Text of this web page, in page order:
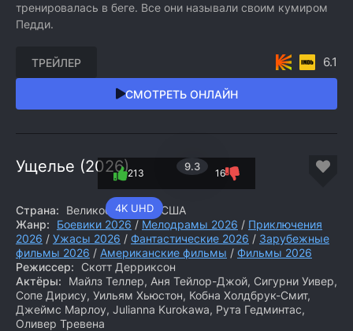
тренировалась в беге. Все они называли своим кумиром
Педди.
СМОТРЕТЬ ОНЛАЙН
ТРЕЙЛЕР 6.1
Ущелье (2026)
4K UHD
9.3
213 16
Страна:
Великобритания, США
Жанр:
Боевики 2026 / Мелодрамы 2026 / Приключения
2026 / Ужасы 2026 / Фантастические 2026 / Зарубежные
фильмы 2026 / Американские фильмы / Фильмы 2026
Режиссер:
Скотт Дерриксон
Актёры:
Майлз Теллер, Аня Тейлор-Джой, Сигурни Уивер,
Сопе Дирису, Уильям Хьюстон, Кобна Холдбрук-Смит,
Джеймс Марлоу, Julianna Kurokawa, Рута Гедминтас,
Оливер Тревена